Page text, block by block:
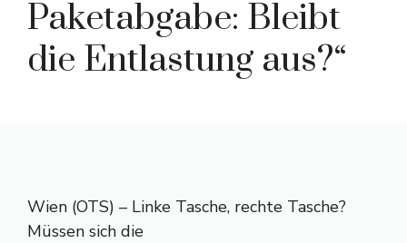
Paketabgabe: Bleibt
die Entlastung aus?“
Wien (OTS) – Linke Tasche, rechte Tasche?
Müssen sich die